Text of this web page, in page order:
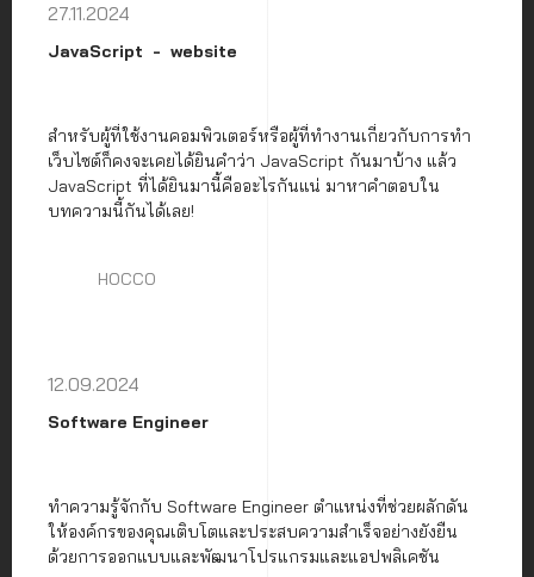
27.11.2024
JavaScript website
สำหรับผู้ที่ใช้งานคอมพิวเตอร์หรือผู้ที่ทำงานเกี่ยวกับการทำ
เว็บไซต์ก็คงจะเคยได้ยินคำว่า JavaScript กันมาบ้าง แล้ว
JavaScript ที่ได้ยินมานี้คืออะไรกันแน่ มาหาคำตอบใน
บทความนี้กันได้เลย!
HOCCO
12.09.2024
Software Engineer
ทำความรู้จักกับ Software Engineer ตำแหน่งที่ช่วยผลักดัน
ให้องค์กรของคุณเติบโตและประสบความสำเร็จอย่างยังยืน
ด้วยการออกแบบและพัฒนาโปรแกรมและแอปพลิเคชัน